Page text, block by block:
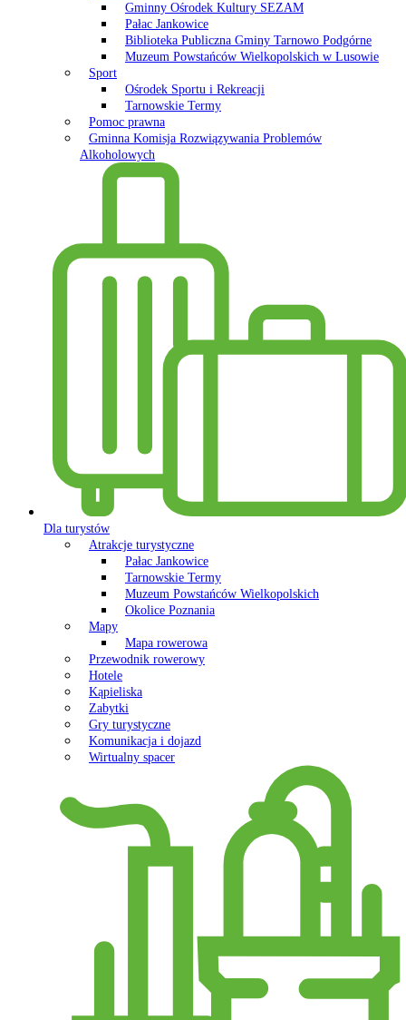
Gminny Ośrodek Kultury SEZAM
Pałac Jankowice
Biblioteka Publiczna Gminy Tarnowo Podgórne
Muzeum Powstańców Wielkopolskich w Lusowie
Sport
Ośrodek Sportu i Rekreacji
Tarnowskie Termy
Pomoc prawna
Gminna Komisja Rozwiązywania Problemów
Alkoholowych
Dla turystów
Atrakcje turystyczne
Pałac Jankowice
Tarnowskie Termy
Muzeum Powstańców Wielkopolskich
Okolice Poznania
Mapy
Mapa rowerowa
Przewodnik rowerowy
Hotele
Kąpieliska
Zabytki
Gry turystyczne
Komunikacja i dojazd
Wirtualny spacer